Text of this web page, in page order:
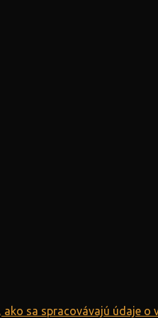
ako sa spracovávajú údaje o